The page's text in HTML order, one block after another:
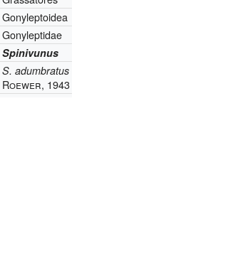
Gonyleptoidea
Gonyleptidae
Spinivunus
S. adumbratus
Roewer, 1943